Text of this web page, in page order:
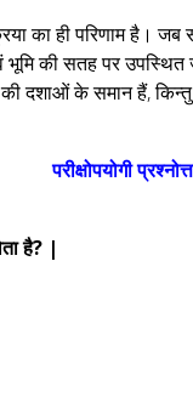
का ही परिणाम है।
भूमि की सतह पर
के समान हैं, किन्तु
परीक्षोपयोगी
है? |